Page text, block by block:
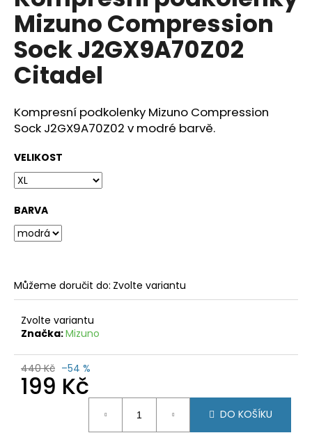
0,0
5
hvězdiček.
Mizuno Compression
Sock J2GX9A70Z02
Citadel
Kompresní podkolenky Mizuno Compression
Sock J2GX9A70Z02 v modré barvě.
VELIKOST
BARVA
Můžeme doručit do: Zvolte variantu
Zvolte variantu
Značka:Mizuno
440 Kč –54 %
199 Kč
DO KOŠÍKU
a
j
í
t
?
D
o
r
u
č
u
e
m